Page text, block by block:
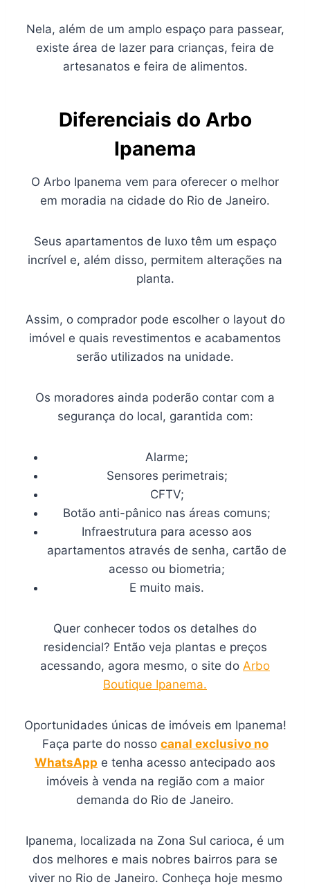
Nela, além de um amplo espaço para passear,
existe área de lazer para crianças, feira de
artesanatos e feira de alimentos.
Diferenciais do Arbo
Ipanema
O Arbo Ipanema vem para oferecer o melhor
em moradia na cidade do Rio de Janeiro.
Seus apartamentos de luxo têm um espaço
incrível e, além disso, permitem alterações na
planta.
Assim, o comprador pode escolher o layout do
imóvel e quais revestimentos e acabamentos
serão utilizados na unidade.
Os moradores ainda poderão contar com a
segurança do local, garantida com:
Alarme;
Sensores perimetrais;
CFTV;
Botão anti-pânico nas áreas comuns;
Infraestrutura para acesso aos
apartamentos através de senha, cartão de
acesso ou biometria;
E muito mais.
Quer conhecer todos os detalhes do
residencial? Então veja plantas e preços
acessando, agora mesmo, o site do Arbo
Boutique Ipanema.
Oportunidades únicas de imóveis em Ipanema!
Faça parte do nosso canal exclusivo no
WhatsApp e tenha acesso antecipado aos
imóveis à venda na região com a maior
demanda do Rio de Janeiro.
Ipanema, localizada na Zona Sul carioca, é um
dos melhores e mais nobres bairros para se
viver no Rio de Janeiro. Conheça hoje mesmo